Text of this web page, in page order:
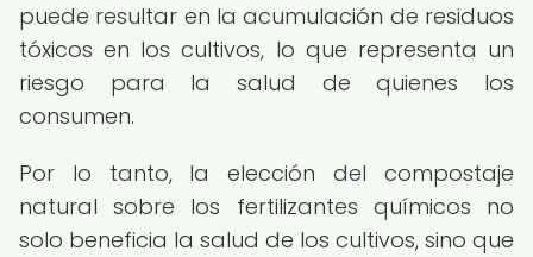
puede resultar en la acumulación de residuos
tóxicos en los cultivos, lo que representa un
riesgo para la salud de quienes los
consumen.
Por lo tanto, la elección del compostaje
natural sobre los fertilizantes químicos no
solo beneficia la salud de los cultivos, sino que